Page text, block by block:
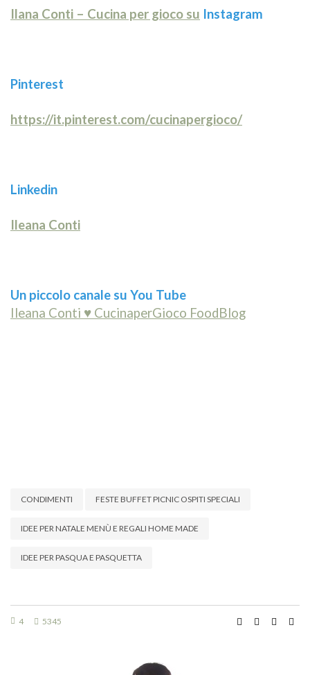
Ilana Conti – Cucina per gioco su Instagram
Pinterest
https://it.pinterest.com/cucinapergioco/
Linkedin
Ileana Conti
Un piccolo canale su You Tube
Ileana Conti ♥ CucinaperGioco FoodBlog
CONDIMENTI FESTE BUFFET PICNIC OSPITI SPECIALI
IDEE PER NATALE MENÙ E REGALI HOME MADE
IDEE PER PASQUA E PASQUETTA
4 5345